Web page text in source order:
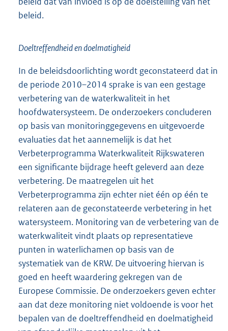
beleid.
Doeltreffendheid en doelmatigheid
In de beleidsdoorlichting wordt geconstateerd dat in
de periode 2010–2014 sprake is van een gestage
verbetering van de waterkwaliteit in het
hoofdwatersysteem. De onderzoekers concluderen
op basis van monitoringgegevens en uitgevoerde
evaluaties dat het aannemelijk is dat het
Verbeterprogramma Waterkwaliteit Rijkswateren
een significante bijdrage heeft geleverd aan deze
verbetering. De maatregelen uit het
Verbeterprogramma zijn echter niet één op één te
relateren aan de geconstateerde verbetering in het
watersysteem. Monitoring van de verbetering van de
waterkwaliteit vindt plaats op representatieve
punten in waterlichamen op basis van de
systematiek van de KRW. De uitvoering hiervan is
goed en heeft waardering gekregen van de
Europese Commissie. De onderzoekers geven echter
aan dat deze monitoring niet voldoende is voor het
bepalen van de doeltreffendheid en doelmatigheid